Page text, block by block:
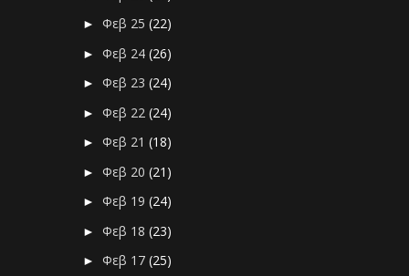
►Φεβ 25(22)
►Φεβ 24(26)
►Φεβ 23(24)
►Φεβ 22(24)
►Φεβ 21(18)
►Φεβ 20(21)
►Φεβ 19(24)
►Φεβ 18(23)
►Φεβ 17(25)